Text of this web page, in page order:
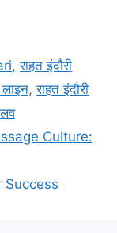
,राहत इंदौरी
लाइन,राहत इंदौरी
लव
Culture:
Success